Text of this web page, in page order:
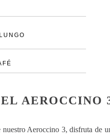
AEROCCINO
Aeroccino 3, disfruta de